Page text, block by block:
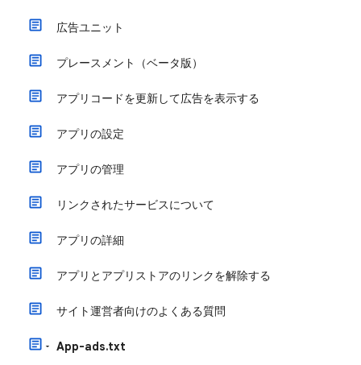
広告ユニット
プレースメント（ベータ版）
アプリコードを更新して広告を表示する
アプリの設定
アプリの管理
リンクされたサービスについて
アプリの詳細
アプリとアプリストアのリンクを解除する
サイト運営者向けのよくある質問
App-ads.txt